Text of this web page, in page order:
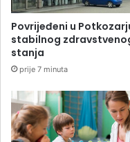
Povrijeđeni u
stabilnog
stanja
prije 7 minuta